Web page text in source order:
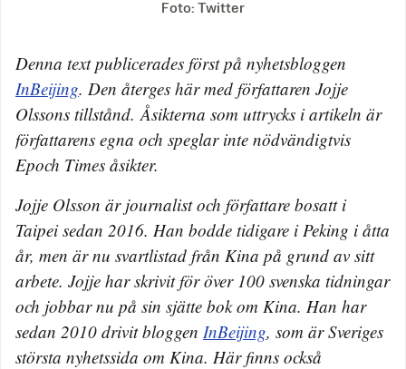
Foto: Twitter
Denna text publicerades först på nyhetsbloggen
InBeijing. Den återges här med författaren Jojje
Olssons tillstånd. Åsikterna som uttrycks i artikeln är
författarens egna och speglar inte nödvändigtvis
Epoch Times åsikter.
Jojje Olsson är journalist och författare bosatt i
Taipei sedan 2016. Han bodde tidigare i Peking i åtta
år, men är nu svartlistad från Kina på grund av sitt
arbete. Jojje har skrivit för över 100 svenska tidningar
och jobbar nu på sin sjätte bok om Kina. Han har
sedan 2010 drivit bloggen InBeijing, som är Sveriges
största nyhetssida om Kina. Här finns också